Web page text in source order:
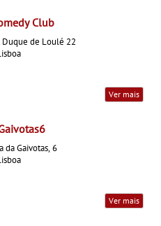
Club
Duque de Loulé 22
Ver mais
da Gaivotas, 6
Ver mais